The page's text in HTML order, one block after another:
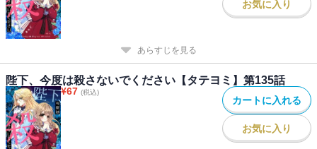
お気に入り
あらすじを見る
陛下、今度は殺さないでください【タテヨミ】第135話
¥67 (税込)
カートに入れる
お気に入り